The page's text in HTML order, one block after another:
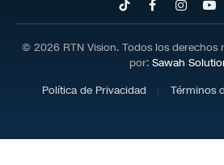
TikTokFacebook
© 2026 RTN Vision. Todos los derechos
por: Sawah
Política de Privacidad
Términos